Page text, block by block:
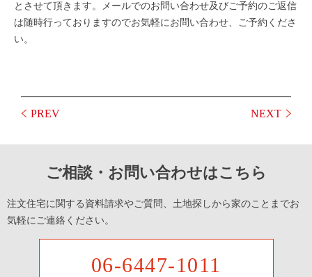
とさせて頂きます。メールでのお問い合わせ及びご予約のご返信
は随時行っておりますのでお気軽にお問い合わせ、ご予約くださ
い。
PREV NEXT
ご相談・お問い合わせはこちら
注文住宅に関する資料請求やご質問、土地探しから家のことまでお
気軽にご連絡ください。
06-6447-1011